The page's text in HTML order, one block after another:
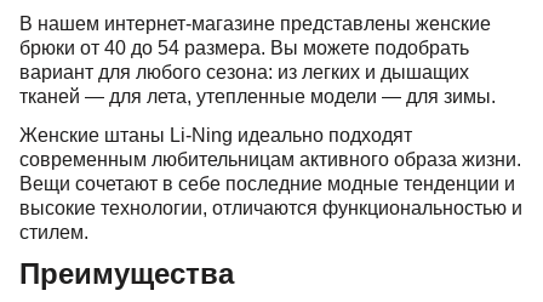
В нашем интернет-магазине представлены женские
брюки от 40 до 54 размера. Вы можете подобрать
вариант для любого сезона: из легких и дышащих
тканей — для лета, утепленные модели — для зимы.
Женские штаны Li-Ning идеально подходят
современным любительницам активного образа жизни.
Вещи сочетают в себе последние модные тенденции и
высокие технологии, отличаются функциональностью и
стилем.
Преимущества